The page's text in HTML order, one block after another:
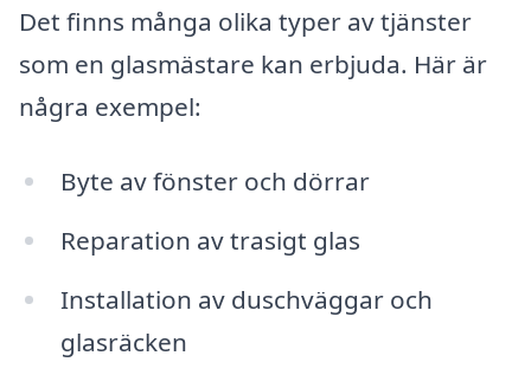
Det finns många olika typer av tjänster
som en glasmästare kan erbjuda. Här är
några exempel:
Byte av fönster och dörrar
Reparation av trasigt glas
Installation av duschväggar och
glasräcken